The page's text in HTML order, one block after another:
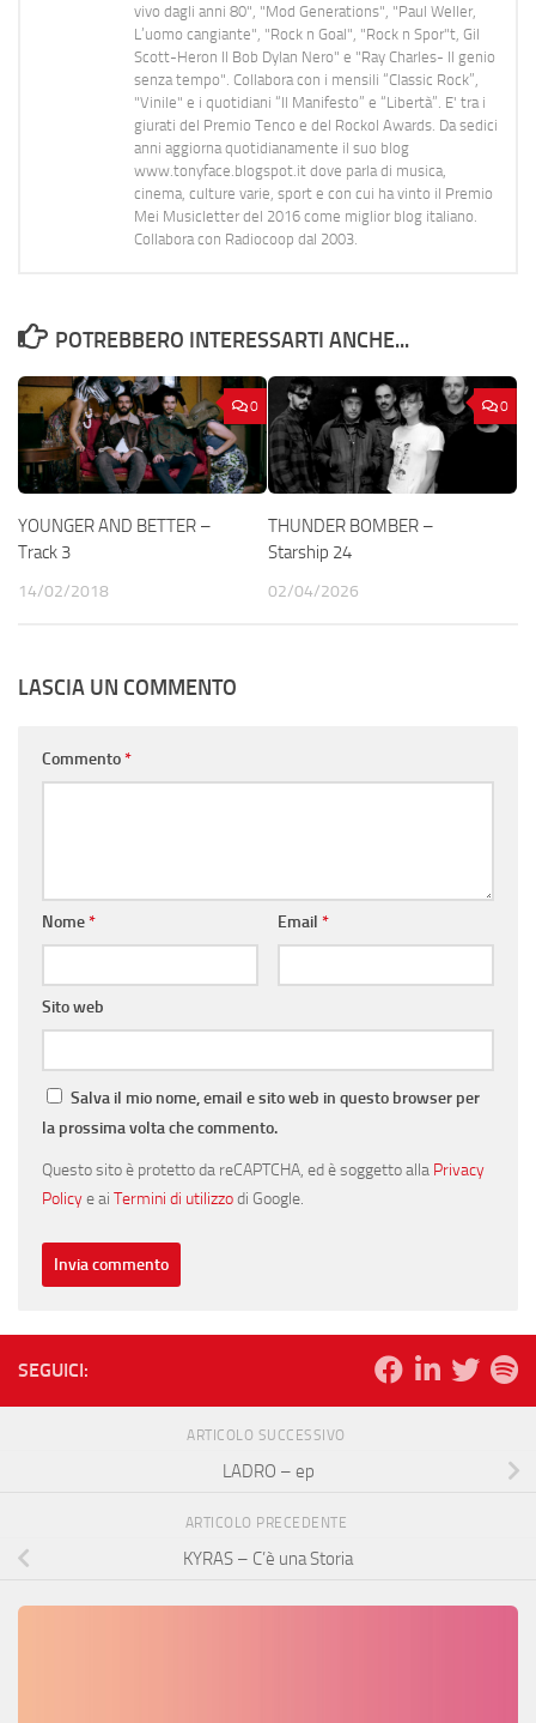
vivo dagli anni 80", "Mod Generations", "Paul Weller,
L’uomo cangiante", "Rock n Goal", "Rock n Spor"t, Gil
Scott-Heron Il Bob Dylan Nero" e "Ray Charles- Il genio
senza tempo". Collabora con i mensili “Classic Rock”,
"Vinile" e i quotidiani “Il Manifesto” e “Libertà”. E' tra i
giurati del Premio Tenco e del Rockol Awards. Da sedici
anni aggiorna quotidianamente il suo blog
www.tonyface.blogspot.it dove parla di musica,
cinema, culture varie, sport e con cui ha vinto il Premio
Mei Musicletter del 2016 come miglior blog italiano.
Collabora con Radiocoop dal 2003.
POTREBBERO INTERESSARTI ANCHE...
0
YOUNGER AND BETTER –
Track 3
14/02/2018
0
THUNDER BOMBER –
Starship 24
02/04/2026
LASCIA UN COMMENTO
Commento*
Nome* Email *
Sito web
Salva il mio nome, email e sito web in questo browser per
la prossima volta che commento.
Questo sito è protetto da reCAPTCHA, ed è soggetto alla Privacy
Policye ai Termini di utilizzodi Google.
SEGUICI:
ARTICOLO SUCCESSIVO
LADRO – ep
ARTICOLO PRECEDENTE
KYRAS – C’è una Storia